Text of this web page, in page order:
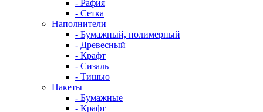
- Рафия
- Сетка
Наполнители
- Бумажный, полимерный
- Древесный
- Крафт
- Сизаль
- Тишью
Пакеты
- Бумажные
- Крафт